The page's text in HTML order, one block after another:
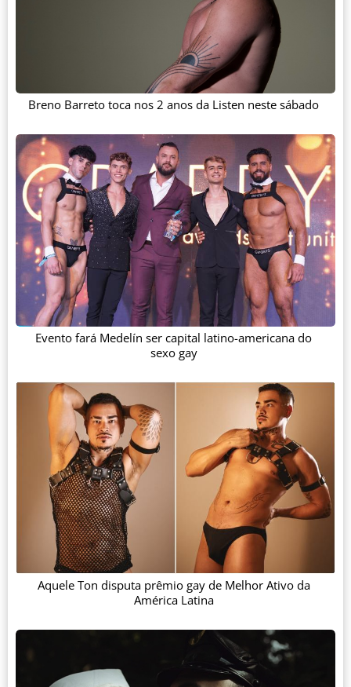
Breno Barreto toca nos 2 anos da Listen neste sábado
Evento fará Medelín ser capital latino-americana do
sexo gay
Aquele Ton disputa prêmio gay de Melhor Ativo da
América Latina